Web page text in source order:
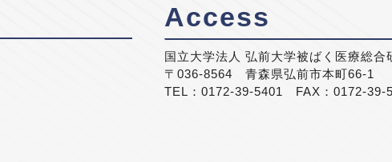
Access
国立大学法人 弘前大学被ばく医療総合
〒036-8564 青森県弘前市本町66-1
TEL：0172-39-5401 FAX：0172-39-